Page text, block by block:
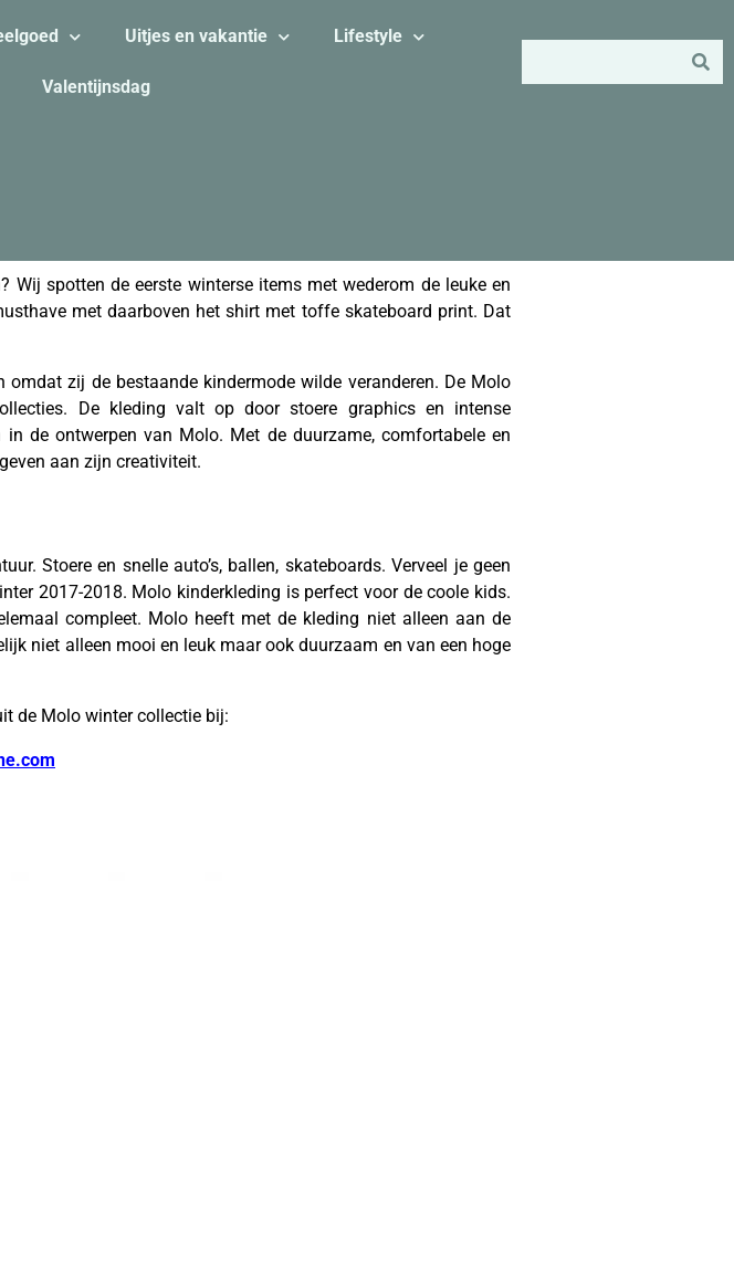
Uitjes en vakantie Lifestyle
Valentijnsdag
Wij spotten de eerste winterse items met wederom de leuke en
met daarboven het shirt met toffe skateboard print. Dat
zij de bestaande kindermode wilde veranderen. De Molo
De kleding valt op door stoere graphics en intense
de ontwerpen van Molo. Met de duurzame, comfortabele en
aan zijn creativiteit.
Stoere en snelle auto’s, ballen, skateboards. Verveel je geen
2017-2018. Molo kinderkleding is perfect voor de coole kids.
compleet. Molo heeft met de kleding niet alleen aan de
niet alleen mooi en leuk maar ook duurzaam en van een hoge
de Molo winter collectie bij: